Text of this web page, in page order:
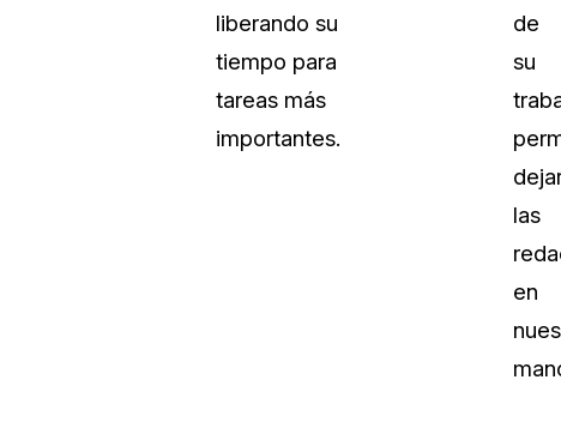
Póngase en contacto con nuestro
liberando su
tiempo para
tareas más
importantes.
de
su
las
en